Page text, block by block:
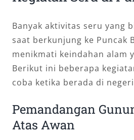
Banyak aktivitas seru yang
saat berkunjung ke Puncak
menikmati keindahan alam
Berikut ini beberapa
coba ketika berada di
Pemandangan
Atas Awan